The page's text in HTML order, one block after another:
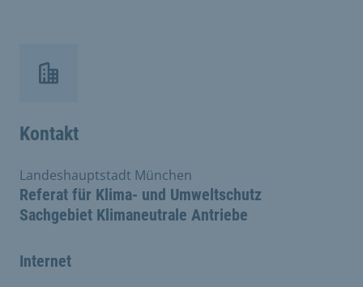
Kontakt
Referat für Klima- und Umweltschutz
Sachgebiet Klimaneutrale Antriebe
Landeshauptstadt München
Internet